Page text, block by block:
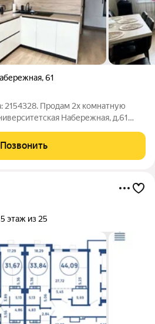
,61
2154328. Продам 2х комнатную
Набережная, д.61
с прекрасными видовыми
Позвонить
5 этаж из 25